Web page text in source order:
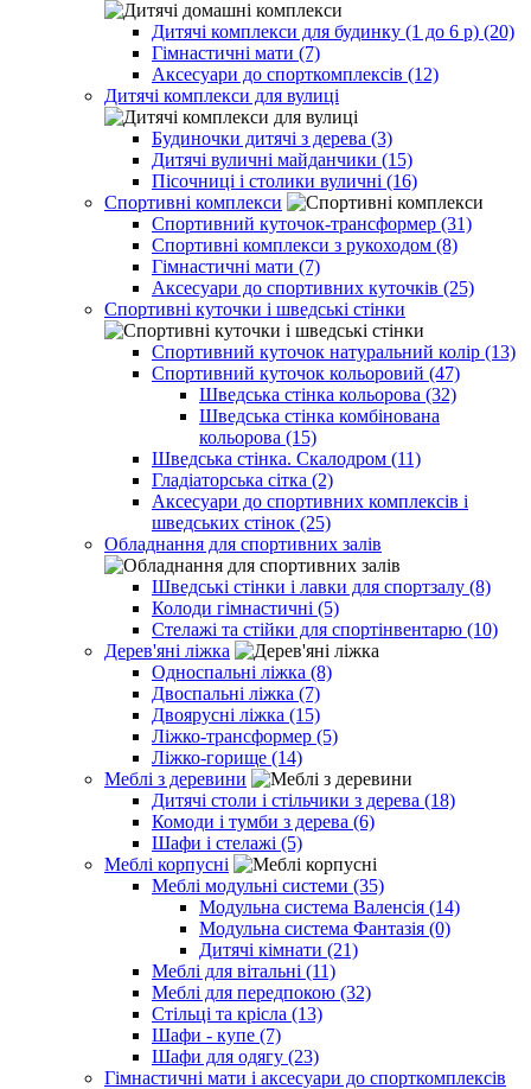
Дитячі комплекси для будинку (1 до 6 р) (20)
Гімнастичні мати (7)
Аксесуари до спорткомплексів (12)
Дитячі комплекси для вулиці
Будиночки дитячі з дерева (3)
Дитячі вуличні майданчики (15)
Пісочниці і столики вуличні (16)
Спортивні комплекси
Спортивний куточок-трансформер (31)
Спортивні комплекси з рукоходом (8)
Гімнастичні мати (7)
Аксесуари до спортивних куточків (25)
Спортивні куточки і шведські стінки
Спортивний куточок натуральний колір (13)
Спортивний куточок кольоровий (47)
Шведська стінка кольорова (32)
Шведська стінка комбінована
кольорова (15)
Шведська стінка. Скалодром (11)
Гладіаторська сітка (2)
Аксесуари до спортивних комплексів і
шведських стінок (25)
Обладнання для спортивних залів
Шведські стінки і лавки для спортзалу (8)
Колоди гімнастичні (5)
Стелажі та стійки для спортінвентарю (10)
Дерев'яні ліжка
Односпальні ліжка (8)
Двоспальні ліжка (7)
Двоярусні ліжка (15)
Ліжко-трансформер (5)
Ліжко-горище (14)
Меблі з деревини
Дитячі столи і стільчики з дерева (18)
Комоди і тумби з дерева (6)
Шафи і стелажі (5)
Меблі корпусні
Меблі модульні системи (35)
Модульна система Валенсія (14)
Модульна система Фантазія (0)
Дитячі кімнати (21)
Меблі для вітальні (11)
Меблі для передпокою (32)
Стільці та крісла (13)
Шафи - купе (7)
Шафи для одягу (23)
Гімнастичні мати і аксесуари до спорткомплексів